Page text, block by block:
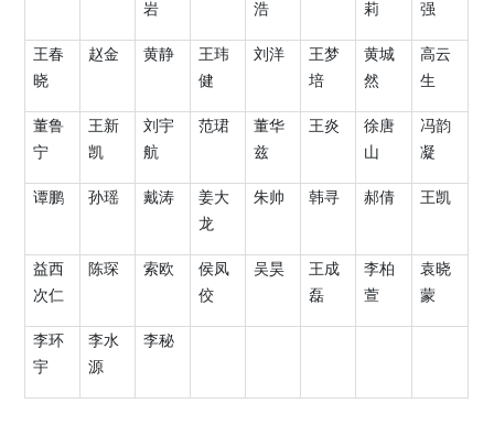
岩
浩
莉
强
王春
晓
赵金 黄静
王玮
健
刘洋
王梦
培
黄城
然
高云
生
董鲁
宁
王新
凯
刘宇
航
范珺
董华
兹
王炎
徐唐
山
冯韵
凝
谭鹏 孙瑶 戴涛
姜大
龙
朱帅 韩寻 郝倩 王凯
益西
次仁
陈琛 索欧
侯凤
佼
吴昊
王成
磊
李柏
萱
袁晓
蒙
李环
宇
李水
源
李秘